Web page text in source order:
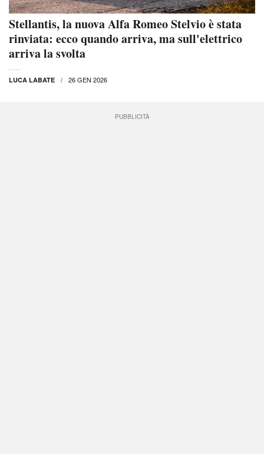
Stellantis, la nuova Alfa Romeo Stelvio è stata
rinviata: ecco quando arriva, ma sull'elettrico
arriva la svolta
LUCA LABATE 26 GEN 2026
PUBBLICITÀ